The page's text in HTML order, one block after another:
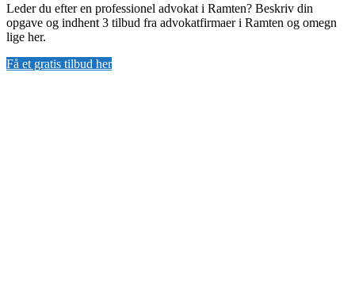
Leder du efter en professionel advokat i Ramten? Beskriv din
opgave og indhent 3 tilbud fra advokatfirmaer i Ramten og omegn
lige her.
Få et gratis tilbud her